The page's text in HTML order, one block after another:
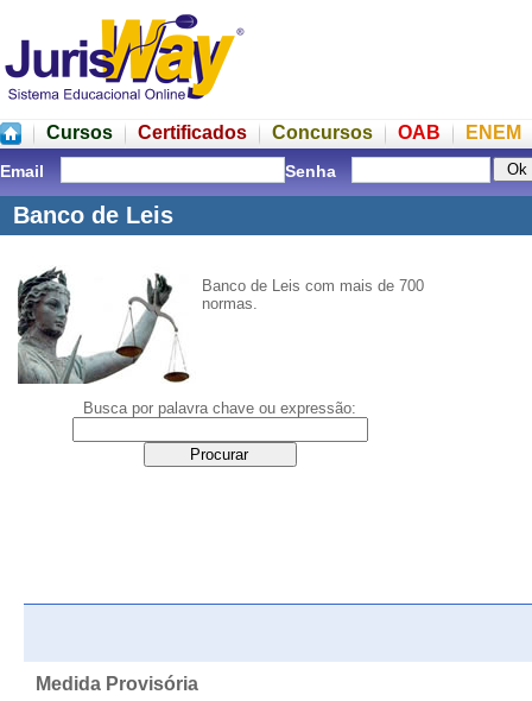
Cursos Certificados Concursos OAB ENEM
Email Senha
Banco de Leis
Banco de Leis com mais de 700
normas.
Busca por palavra chave ou expressão:
Medida Provisória